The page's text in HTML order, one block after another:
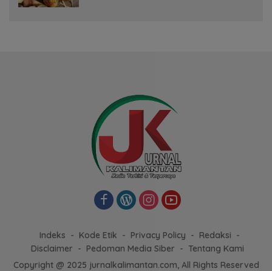
Indeks Kode Etik Privacy Policy
Redaksi
Disclaimer
Pedoman Media Siber
Tentang Kami
Copyright @ 2025 jurnalkalimantan.com, All Rights Reserved